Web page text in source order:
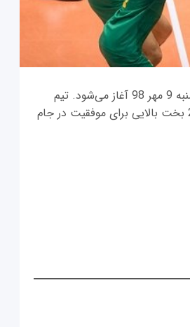
بازی‌های والیبال ایران در مرحله گروهی جام جهانی والیبال 2019 از روز سه‌شنبه 9 مهر 98 آغاز می‌شود. تیم
ملی ایران با توجه به نتایج و عملکرد درخشان در جام ملت‌های والیبال 2019 بخت بالایی برای موفقیت در جام